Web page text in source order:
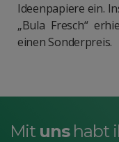
Ideenpapiere ein.
„Bula Fresch“
einen Sonderpreis.
Mit unshabt